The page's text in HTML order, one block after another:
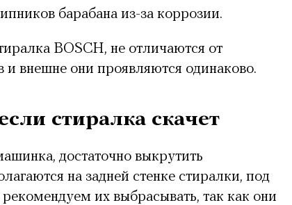
барабана из-за коррозии.
BOSCH, не отличаются от
и внешне они проявляются одинаково.
стиралка скачет
достаточно выкрутить
на задней стенке стиралки, под
их выбрасывать, так как они